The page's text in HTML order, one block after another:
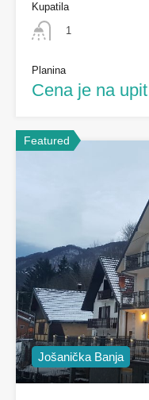
Kupatila
1
Planina
Cena je na upit
Featured
Jošanička Banja